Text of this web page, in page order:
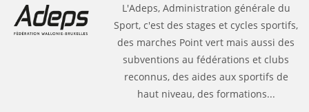
L'Adeps, Administration générale du
Sport, c'est des stages et cycles sportifs,
des marches Point vert mais aussi des
subventions au fédérations et clubs
reconnus, des aides aux sportifs de
haut niveau, des formations...